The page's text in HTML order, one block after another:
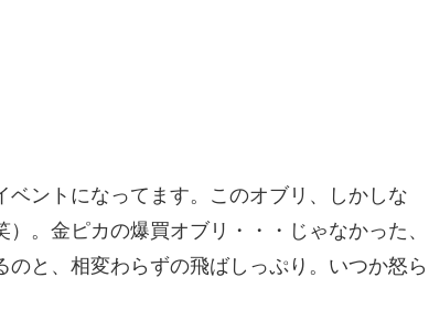
ントになってます。このオブリ、しかしな
。金ピカの爆買オブリ・・・じゃなかった、
と、相変わらずの飛ばしっぷり。いつか怒ら